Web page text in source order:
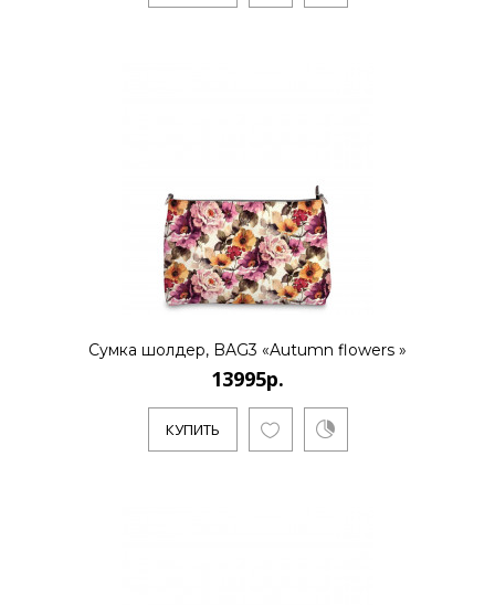
КУПИТЬ
13995р.
Сумка шолдер, BAG3 «Autumn flowers »
13995р.
КУПИТЬ